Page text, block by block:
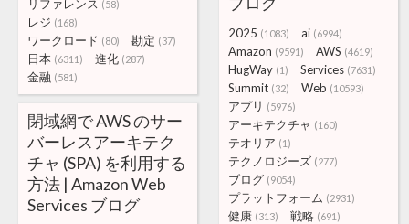
リファレンス (58)
レジ (168)
ワークロード (80) 勘定 (37)
日本 (6311) 進化 (287)
金融 (581)
2025 (1083) ai (6994)
Amazon (9591) AWS (4619)
HugWay (1) Services (7631)
Summit (32) Web (10593)
アプリ (5976)
アーキテクチャ (160)
テオリア (1)
テクノロジーズ (277)
ブログ (9054)
プラットフォーム (2931)
健康 (313) 戦略 (691)
閉域網で AWS のサー
バーレスアーキテク
チャ (SPA) を利用する
方法 | Amazon Web
Services ブログ